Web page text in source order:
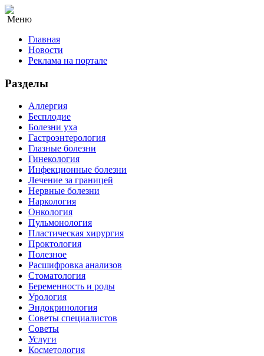
Меню
Главная
Новости
Реклама на портале
Разделы
Аллергия
Бесплодие
Болезни уха
Гастроэнтерология
Глазные болезни
Гинекология
Инфекционные болезни
Лечение за границей
Нервные болезни
Наркология
Онкология
Пульмонология
Пластическая хирургия
Проктология
Полезное
Расшифровка анализов
Стоматология
Беременность и роды
Урология
Эндокринология
Советы специалистов
Советы
Услуги
Косметология